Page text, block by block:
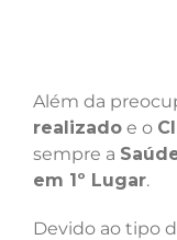
Além da
realizado e o
sempre a
em 1º Lugar.
Devido ao tipo